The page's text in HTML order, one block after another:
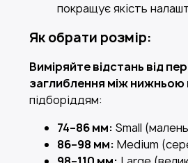
покращує якість
Як обрати розмір:
Виміряйте відстань від
заглиблення між нижньою
підборіддям:
74–86 мм: Small
86–98 мм: Medium